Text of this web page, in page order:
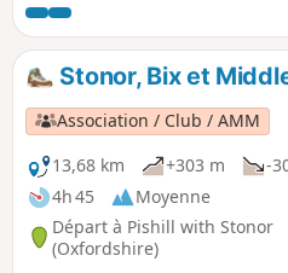
non seulement perce-neige
anémones. Changement
privé (mais toutefois autorisé et
démarrer une randonnée) de la
de Pishill, le parcours grimpe
de cette région attrayante et
panoramas !
Stonor, Bix et
Association / Club / AMM
13,68 km
+303 m
-
4h 45
Moyenne
Départ à Pishill with Stonor
(Oxfordshire)